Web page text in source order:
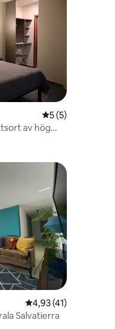
5 av 5 i
5 (5)
av hög
4,93 av 5 i
4,93 (41)
Salvatierra